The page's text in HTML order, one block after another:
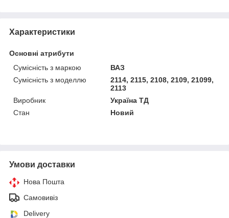
Характеристики
Основні атрибути
Сумісність з маркою
ВАЗ
Сумісність з моделлю
2114, 2115, 2108, 2109, 21099,
2113
Виробник
Україна ТД
Стан
Новий
Умови доставки
Нова Пошта
Самовивіз
Delivery